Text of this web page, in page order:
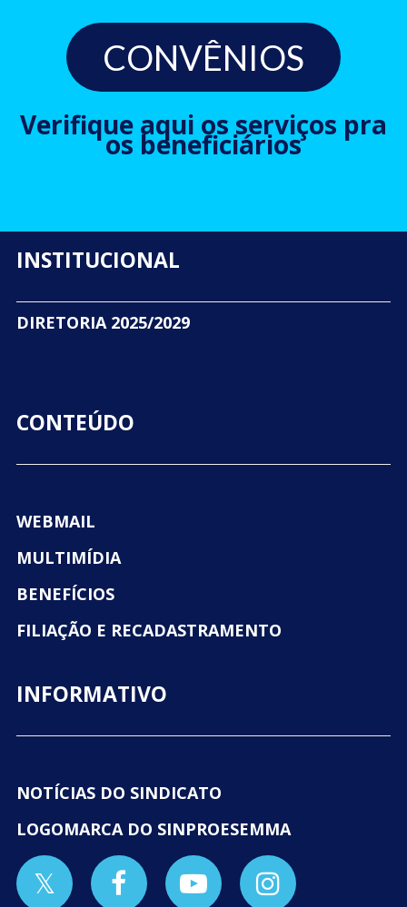
CONVÊNIOS
Verifique aqui os serviços pra
os beneficiários
INSTITUCIONAL
DIRETORIA 2025/2029
CONTEÚDO
WEBMAIL
MULTIMÍDIA
BENEFÍCIOS
FILIAÇÃO E RECADASTRAMENTO
INFORMATIVO
NOTÍCIAS DO SINDICATO
LOGOMARCA DO SINPROESEMMA